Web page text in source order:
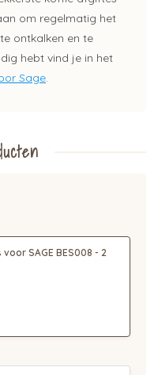
om regelmatig het
ontkalken en te
hebt vind je in het
Sage.
SAGE BES008 - 2